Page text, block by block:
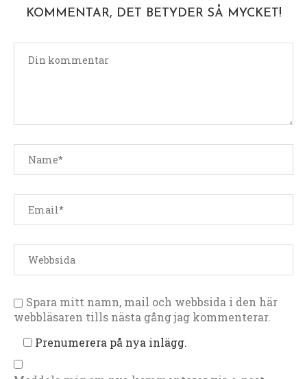
KOMMENTAR, DET BETYDER SÅ MYCKET!
Spara mitt namn, mail och webbsida i den här
webbläsaren tills nästa gång jag kommenterar.
Prenumerera på nya inlägg.